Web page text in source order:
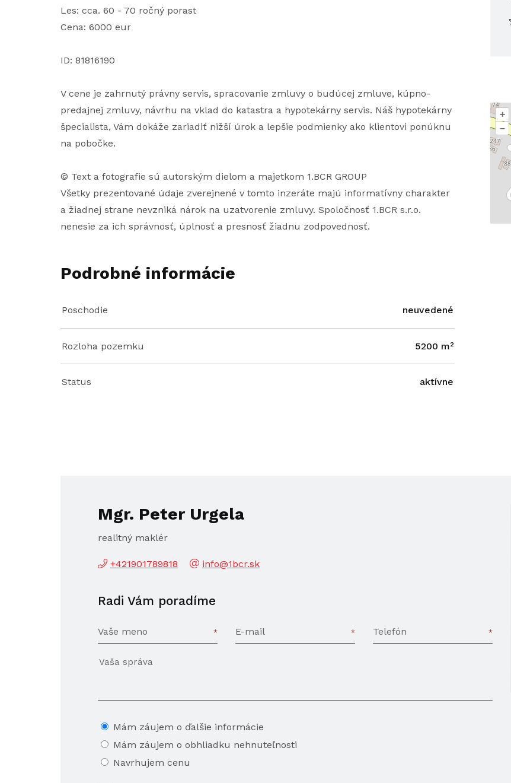
Les: cca. 60 - 70 ročný porast
Cena: 6000 eur
ID: 81816190
V cene je zahrnutý právny servis, spracovanie zmluvy o budúcej zmluve, kúpno-
predajnej zmluvy, návrhu na vklad do katastra a hypotekárny servis. Náš hypotekárny
špecialista, Vám dokáže zariadiť nižší úrok a lepšie podmienky ako klientovi ponúknu
na pobočke.
© Text a fotografie sú autorským dielom a majetkom 1.BCR GROUP
Všetky prezentované údaje zverejnené v tomto inzeráte majú informatívny charakter
a žiadnej strane nevzniká nárok na uzatvorenie zmluvy. Spoločnosť 1.BCR s.r.o.
nenesie za ich správnosť, úplnosť a presnosť žiadnu zodpovednosť.
Podrobné informácie
Poschodie neuvedené
Rozloha pozemku 5200 m²
Status aktívne
+
–
Mgr. Peter Urgela
realitný maklér
+421901789818 info@1bcr.sk
Radi Vám poradíme
Vaše meno E-mail Telefón
Mám záujem o ďalšie informácie
Mám záujem o obhliadku nehnuteľnosti
Navrhujem cenu